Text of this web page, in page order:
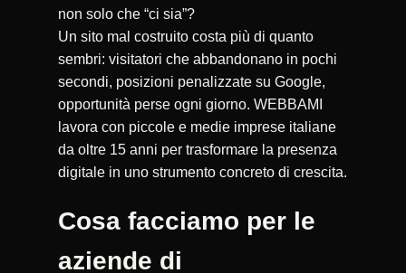
non solo che “ci sia”?
Un sito mal costruito costa più di quanto
sembri: visitatori che abbandonano in pochi
secondi, posizioni penalizzate su Google,
opportunità perse ogni giorno. WEBBAMI
lavora con piccole e medie imprese italiane
da oltre 15 anni per trasformare la presenza
digitale in uno strumento concreto di crescita.
Cosa facciamo per le
aziende di